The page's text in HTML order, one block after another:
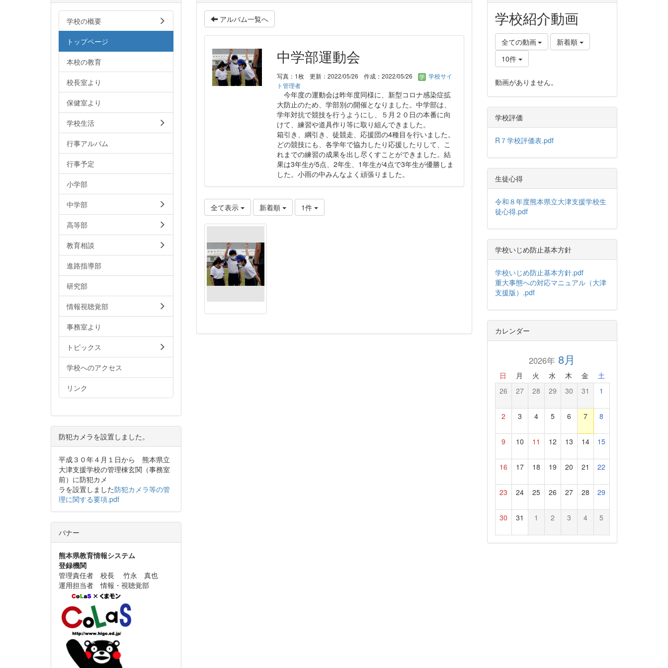
アルバム一覧へ
中学部運動会
写真：1枚 更新：2022/05/26 作成：2022/05/26
学校サイ
ト管理者
今年度の運動会は昨年度同様に、新型コロナ感染症拡
大防止のため、学部別の開催となりました。中学部は、
学年対抗で競技を行うようにし、５月２０日の本番に向
けて、練習や道具作り等に取り組んできました。
箱引き、綱引き、徒競走、応援団の4種目を行いました。
どの競技にも、各学年で協力したり応援したりして、こ
れまでの練習の成果を出し尽くすことができました。結
果は3年生が5点、2年生、1年生が4点で3年生が優勝しま
した。小雨の中みんなよく頑張りました。
全て表示 新着順 1件
学校の概要
トップページ
本校の教育
校長室より
保健室より
学校生活
行事アルバム
行事予定
小学部
中学部
高等部
教育相談
進路指導部
研究部
情報視聴覚部
事務室より
トピックス
学校へのアクセス
リンク
防犯カメラを設置しました。
平成３０年４月１日から 熊本県立
大津支援学校の管理棟玄関（事務室
前）に防犯カメ
ラを設置しました防犯カメラ等の管
理に関する要項.pdf
バナー
熊本県教育情報システム
登録機関
管理責任者 校長 竹永 真也
運用担当者 情報・視聴覚部
学校紹介動画
全ての動画
新着順
10件
動画がありません。
学校評価
R７学校評価表.pdf
生徒心得
令和８年度熊本県立大津支援学校生
徒心得.pdf
学校いじめ防止基本方針
学校いじめ防止基本方針.pdf
重大事態への対応マニュアル（大津
支援版）.pdf
カレンダー
2026年 8月
日 月 火 水 木 金 土
26 27 28 29 30 31 1
2 3 4 5 6 7 8
9 10 11 12 13 14 15
16 17 18 19 20 21 22
23 24 25 26 27 28 29
30 31 1 2 3 4 5